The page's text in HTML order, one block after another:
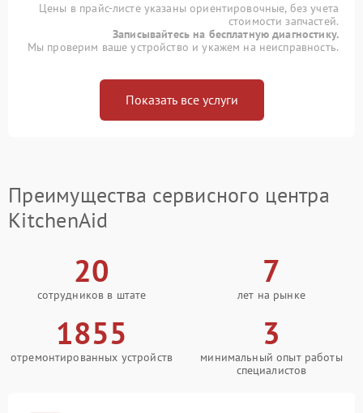
Цены в прайс-листе указаны ориентировочные, без учета
стоимости запчастей.
Записывайтесь на бесплатную диагностику.
Мы проверим ваше устройство и укажем на неисправность.
Показать все услуги
Преимущества сервисного центра
KitchenAid
20
сотрудников в штате
7
лет на рынке
1855
отремонтированных устройств
3
минимальный опыт работы
специалистов